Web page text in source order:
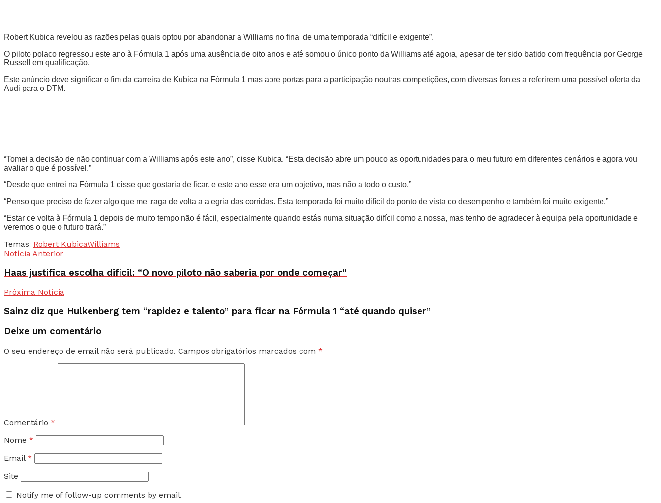
Robert Kubica revelou as razões pelas quais optou por abandonar a Williams no final de uma temporada “difícil e exigente”.
O piloto polaco regressou este ano à Fórmula 1 após uma ausência de oito anos e até somou o único ponto da Williams até agora, apesar de ter sido batido com frequência por George
Russell em qualificação.
Este anúncio deve significar o fim da carreira de Kubica na Fórmula 1 mas abre portas para a participação noutras competições, com diversas fontes a referirem uma possível oferta da
Audi para o DTM.
“Tomei a decisão de não continuar com a Williams após este ano”, disse Kubica. “Esta decisão abre um pouco as oportunidades para o meu futuro em diferentes cenários e agora vou
avaliar o que é possível.”
“Desde que entrei na Fórmula 1 disse que gostaria de ficar, e este ano esse era um objetivo, mas não a todo o custo.”
“Penso que preciso de fazer algo que me traga de volta a alegria das corridas. Esta temporada foi muito difícil do ponto de vista do desempenho e também foi muito exigente.”
“Estar de volta à Fórmula 1 depois de muito tempo não é fácil, especialmente quando estás numa situação difícil como a nossa, mas tenho de agradecer à equipa pela oportunidade e
veremos o que o futuro trará.”
Temas: Robert KubicaWilliams
Notícia Anterior
Haas justifica escolha difícil: “O novo piloto não saberia por onde começar”
Próxima Notícia
Sainz diz que Hulkenberg tem “rapidez e talento” para ficar na Fórmula 1 “até quando quiser”
Deixe um comentário
O seu endereço de email não será publicado. Campos obrigatórios marcados com *
Comentário *
Nome *
Email *
Site
Notify me of follow-up comments by email.